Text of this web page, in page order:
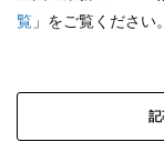
覧 」をご覧ください。
記